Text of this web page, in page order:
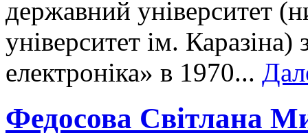
державний університет
університет ім. Каразіна)
електроніка» в 1970...
Федосова Світлана